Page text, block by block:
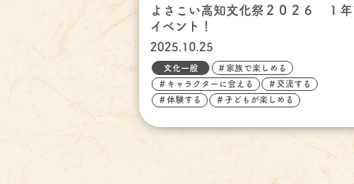
よさこい高知文化祭２０２６ １年
イベント！
2025.10.25
文化一般 ＃家族で楽しめる
＃キャラクターに会える ＃交流する
＃体験する ＃子どもが楽しめる